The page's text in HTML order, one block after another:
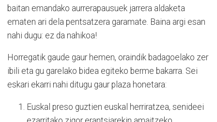
baitan emandako aurrerapausuek jarrera aldaketa
ematen ari dela pentsatzera garamate. Baina argi esan
nahi dugu: ez da nahikoa!
Horregatik gaude gaur hemen, oraindik badagoelako zer
ibili eta gu garelako bidea egiteko berme bakarra. Sei
eskari ekarri nahi ditugu gaur plaza honetara:
Euskal preso guztien euskal herriratzea, senideei